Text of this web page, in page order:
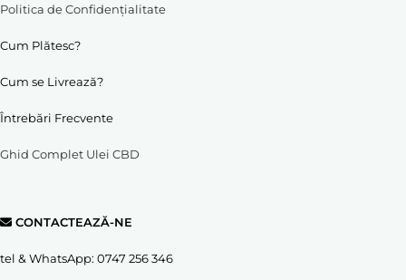
Politica de Confidențialitate
Cum Plătesc?
Cum se Livrează?
Întrebări Frecvente
Ghid Complet Ulei CBD
CONTACTEAZĂ-NE
tel & WhatsApp: 0747 256 346